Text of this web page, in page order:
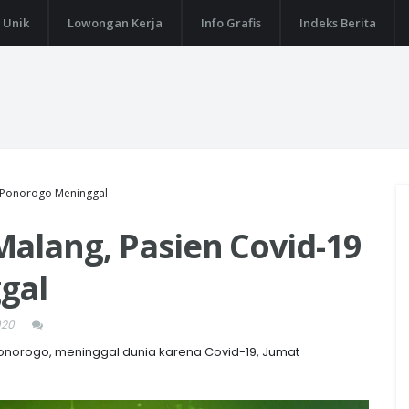
Unik Lowongan Kerja Info Grafis Indeks Berita
Meninggal
Pasien Covid-19
meninggal dunia karena Covid-19, Jumat